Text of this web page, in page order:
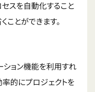
スを自動化すること
ことができます。
ション機能を利用すれ
率的にプロジェクトを